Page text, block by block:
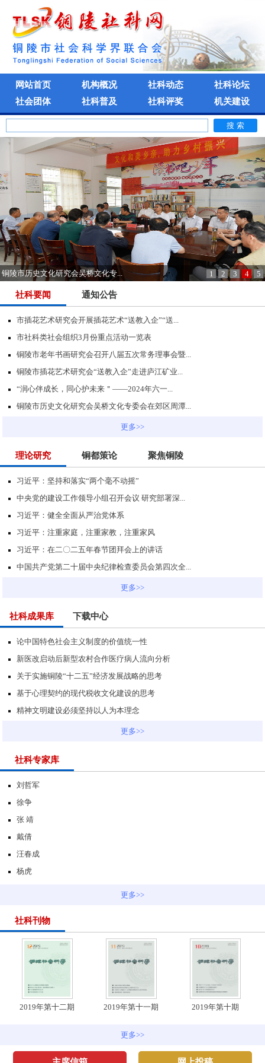
网站首页 机构概况 社科动态
社科论坛
社会团体
社科普及 社科评奖 机关建设
铜陵市历史文化研究会吴桥文化专... 1 2 3 4 5
社科要闻 通知公告
市插花艺术研究会开展插花艺术“送教入企”“送...
市社科类社会组织3月份重点活动一览表
铜陵市老年书画研究会召开八届五次常务理事会暨...
铜陵市插花艺术研究会“送教入企”走进庐江矿业...
“润心伴成长，同心护未来＂——2024年六一...
铜陵市历史文化研究会吴桥文化专委会在郊区周潭...
更多>>
理论研究 铜都策论 聚焦铜陵
习近平：坚持和落实“两个毫不动摇”
中央党的建设工作领导小组召开会议 研究部署深...
习近平：健全全面从严治党体系
习近平：注重家庭，注重家教，注重家风
习近平：在二〇二五年春节团拜会上的讲话
中国共产党第二十届中央纪律检查委员会第四次全...
更多>>
社科成果库 下载中心
论中国特色社会主义制度的价值统一性
新医改启动后新型农村合作医疗病人流向分析
关于实施铜陵“十二五”经济发展战略的思考
基于心理契约的现代税收文化建设的思考
精神文明建设必须坚持以人为本理念
更多>>
社科专家库
刘哲军
徐争
张 靖
戴倩
汪春成
杨虎
更多>>
社科刊物
2019年第十二期 2019年第十一期 2019年第十期
更多>>